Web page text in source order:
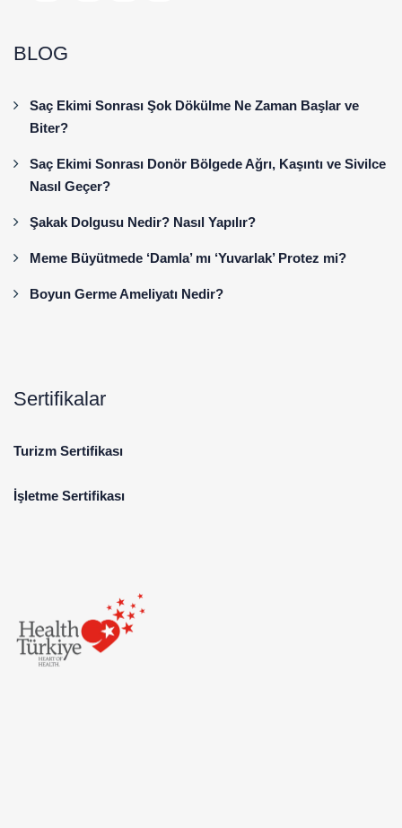
BLOG
Saç Ekimi Sonrası Şok Dökülme Ne Zaman Başlar ve
Biter?
Saç Ekimi Sonrası Donör Bölgede Ağrı, Kaşıntı ve Sivilce
Nasıl Geçer?
Şakak Dolgusu Nedir? Nasıl Yapılır?
Meme Büyütmede ‘Damla’ mı ‘Yuvarlak’ Protez mi?
Boyun Germe Ameliyatı Nedir?
Sertifikalar
Turizm Sertifikası
İşletme Sertifikası